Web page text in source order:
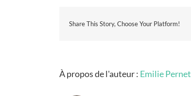
Share This Story, Choose Your Platform!
À propos de l'auteur : Emilie Pernet